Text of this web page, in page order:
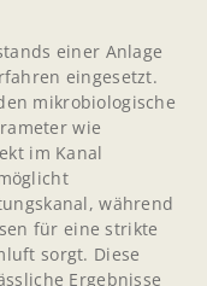
einer Anlage
eingesetzt.
mikrobiologische
wie
im Kanal
während
für eine strikte
sorgt. Diese
Ergebnisse